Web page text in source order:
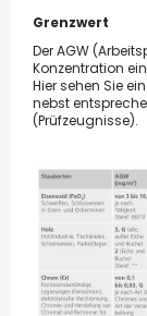
Grenzwert
Der AGW
Konzentration
Hier sehen Sie
nebst
(Prüfzeugnisse).